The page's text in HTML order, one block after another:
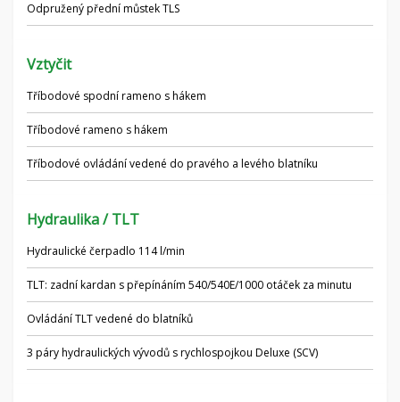
Odpružený přední můstek TLS
Vztyčit
Tříbodové spodní rameno s hákem
Tříbodové rameno s hákem
Tříbodové ovládání vedené do pravého a levého blatníku
Hydraulika / TLT
Hydraulické čerpadlo 114 l/min
TLT: zadní kardan s přepínáním 540/540E/1000 otáček za minutu
Ovládání TLT vedené do blatníků
3 páry hydraulických vývodů s rychlospojkou Deluxe (SCV)